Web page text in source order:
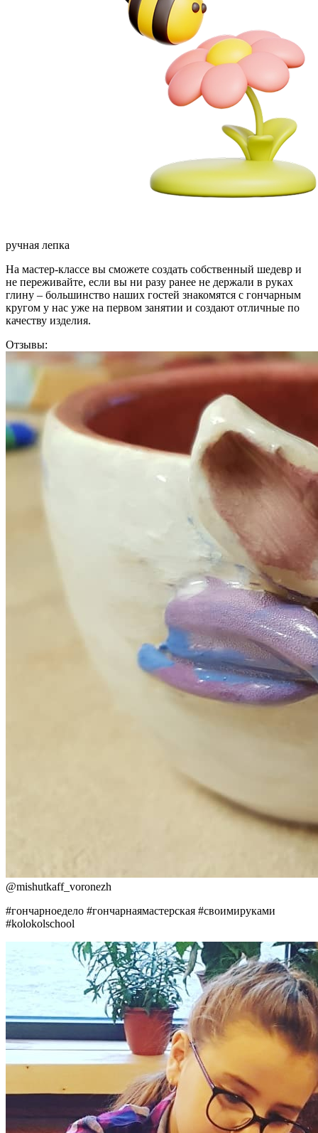
ручная лепка
На мастер-классе вы сможете создать собственный шедевр и
не переживайте, если вы ни разу ранее не держали в руках
глину – большинство наших гостей знакомятся с гончарным
кругом у нас уже на первом занятии и создают отличные по
качеству изделия.
Отзывы:
@mishutkaff_voronezh
#гончарноедело #гончарнаямастерская #своимируками
#kolokolschool